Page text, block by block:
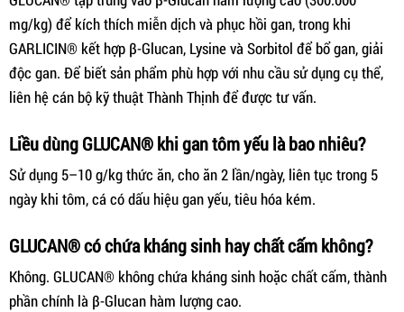
mg/kg) để kích thích miễn dịch và phục hồi gan, trong khi
GARLICIN® kết hợp β-Glucan, Lysine và Sorbitol để bổ gan, giải
độc gan. Để biết sản phẩm phù hợp với nhu cầu sử dụng cụ thể,
liên hệ cán bộ kỹ thuật Thành Thịnh để được tư vấn.
Liều dùng GLUCAN® khi gan tôm yếu là bao nhiêu?
Sử dụng 5–10 g/kg thức ăn, cho ăn 2 lần/ngày, liên tục trong 5
ngày khi tôm, cá có dấu hiệu gan yếu, tiêu hóa kém.
GLUCAN® có chứa kháng sinh hay chất cấm không?
Không. GLUCAN® không chứa kháng sinh hoặc chất cấm, thành
phần chính là β-Glucan hàm lượng cao.